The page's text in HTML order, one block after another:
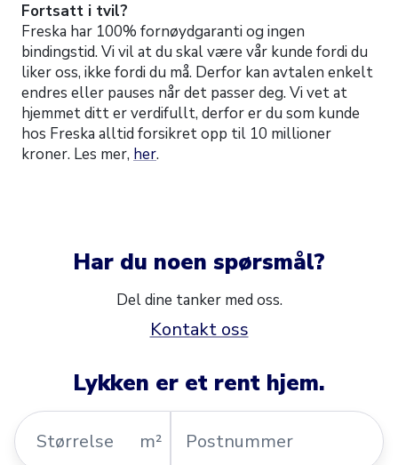
Fortsatt i tvil?
Freska har 100% fornøydgaranti og ingen
bindingstid. Vi vil at du skal være vår kunde fordi du
liker oss, ikke fordi du må. Derfor kan avtalen enkelt
endres eller pauses når det passer deg. Vi vet at
hjemmet ditt er verdifullt, derfor er du som kunde
hos Freska alltid forsikret opp til 10 millioner
kroner. Les mer, her.
Har du noen spørsmål?
Del dine tanker med oss.
Kontakt oss
Lykken er et rent hjem.
Størrelse
m²